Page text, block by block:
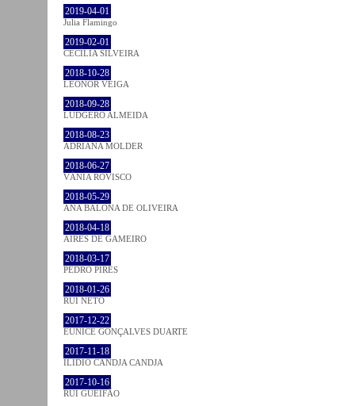
2019-04-01
Julia Flamingo
2019-02-01
CECÍLIA SILVEIRA
2018-10-28
LEONOR VEIGA
2018-09-28
LUDGERO ALMEIDA
2018-08-23
ADRIANA MOLDER
2018-06-27
VÂNIA ROVISCO
2018-05-29
ANA BALONA DE OLIVEIRA
2018-04-18
AIRES DE GAMEIRO
2018-03-17
PEDRO PIRES
2018-01-26
RUI NETO
2017-12-22
EUNICE GONÇALVES DUARTE
2017-11-18
ILIDIO CANDJA CANDJA
2017-10-16
RUI GUEIFÃO